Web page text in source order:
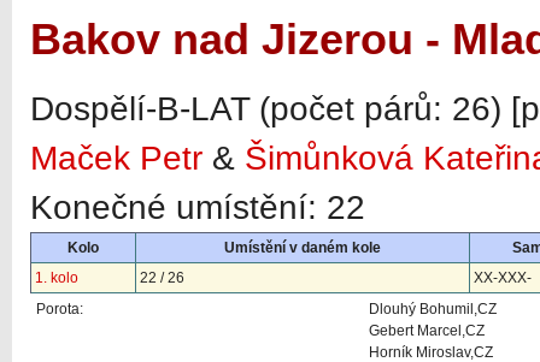
Bakov nad Jizerou -
Dospělí-B-LAT (počet párů: 26)
Maček Petr & Šimůnková
Konečné umístění: 22
Kolo Umístění v daném kole
1. kolo
22 / 26
XX-XXX-
Porota:
Dlouhý Bohumil,CZ
Gebert Marcel,CZ
Horník Miroslav,CZ